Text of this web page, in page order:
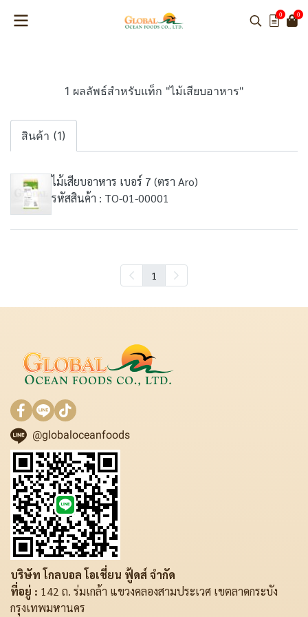
0 0
1 ผลลัพธ์สำหรับแท็ก "ไม้เสียบอาหาร"
สินค้า (1)
ไม้เสียบอาหาร เบอร์ 7 (ตรา Aro)
รหัสสินค้า : TO-01-00001
1
@globaloceanfoods
บริษัท โกลบอล โอเชี่ยน ฟู้ดส์ จำกัด
ที่อยู่ : 142 ถ. ร่มเกล้า แขวงคลองสามประเวศ เขตลาดกระบัง
กรุงเทพมหานคร